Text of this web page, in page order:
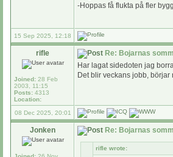
-Hoppas få flukta på fler
15 Sep 2025, 12:18
rifle
Joined: 28 Feb
2003, 11:15
Posts: 4313
Location:
Re: Bojarnas
Har lagat sidedoten jag
Det blir veckans jobb,
08 Dec 2025, 20:01
Jonken Re: Bojarnas
rifle wrote: